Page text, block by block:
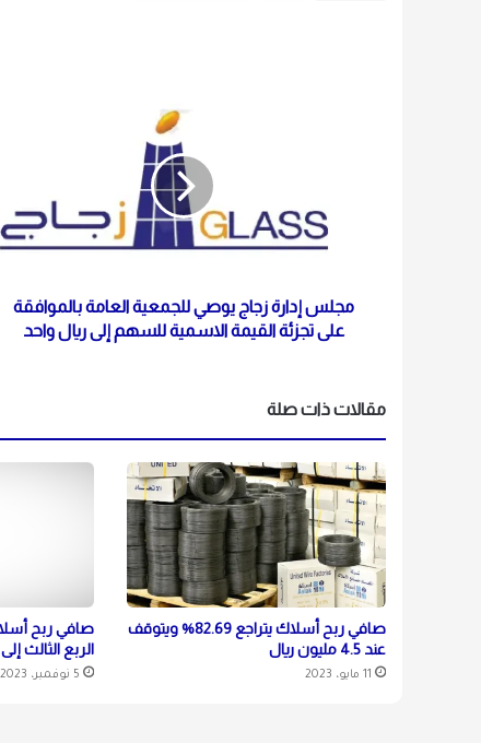
مجلس إدارة زجاج يوصي للجمعية العامة بالموافقة
على تجزئة القيمة الاسمية للسهم إلى ريال واحد
مقالات ذات صلة
صافي ربح أسلاك يتراجع 82.69% ويتوقف
عند 4.5 مليون ريال
11 مايو، 2023
الربع الثالث إلى 2.2 مليون ريال
5 نوفمبر، 2023